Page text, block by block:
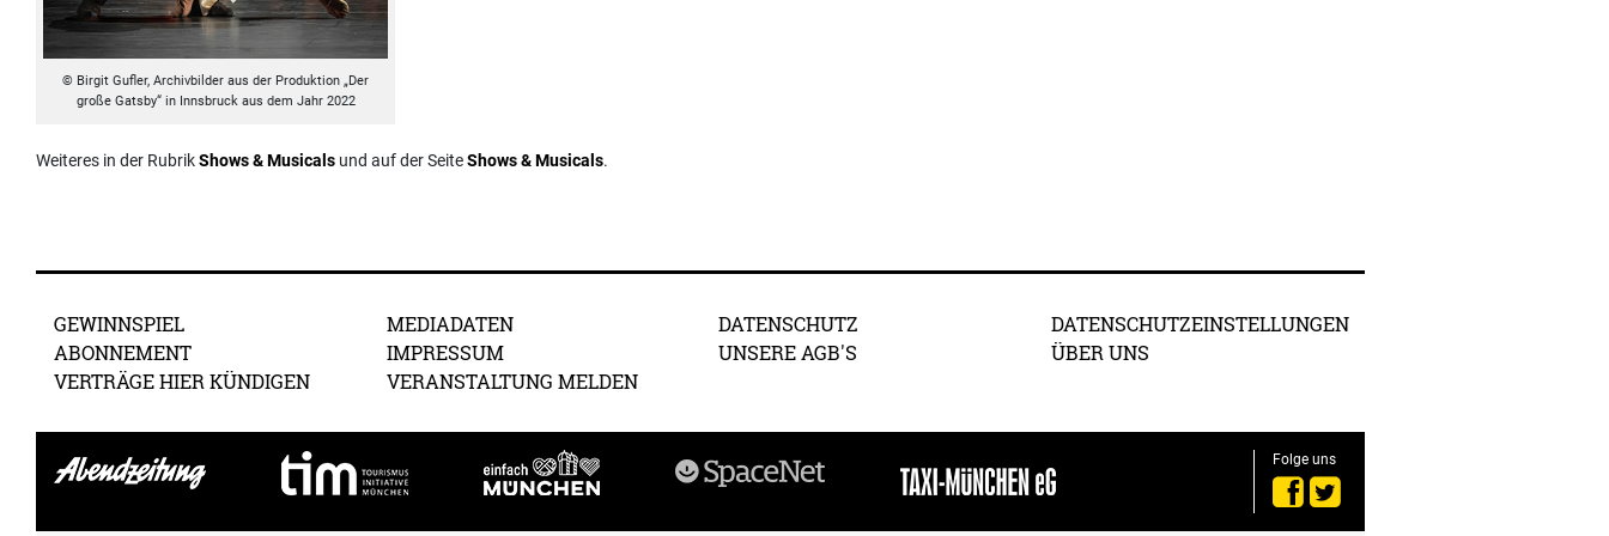
© Birgit Gufler, Archivbilder aus der Produktion „Der
große Gatsby“ in Innsbruck aus dem Jahr 2022
Weiteres in der RubrikShows & Musicals und auf der SeiteShows & Musicals.
GEWINNSPIEL
ABONNEMENT
VERTRÄGE HIER KÜNDIGEN
MEDIADATEN
IMPRESSUM
VERANSTALTUNG MELDEN
DATENSCHUTZ
UNSERE AGB'S
DATENSCHUTZEINSTELLUNGEN
ÜBER UNS
Folge uns